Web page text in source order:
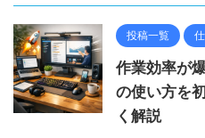
投稿一覧
作業効率が
の使い方を
く解説